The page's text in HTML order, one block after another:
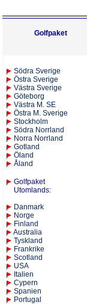
Golfpaket
Södra Sverige
Östra Sverige
Västra Sverige
Göteborg
Västra M. SE
Östra M. Sverige
Stockholm
Södra Norrland
Norra Norrland
Gotland
Öland
Åland
Golfpaket
Utomlands:
Danmark
Norge
Finland
Australia
Tyskland
Frankrike
Scotland
USA
Italien
Cypern
Spanien
Portugal